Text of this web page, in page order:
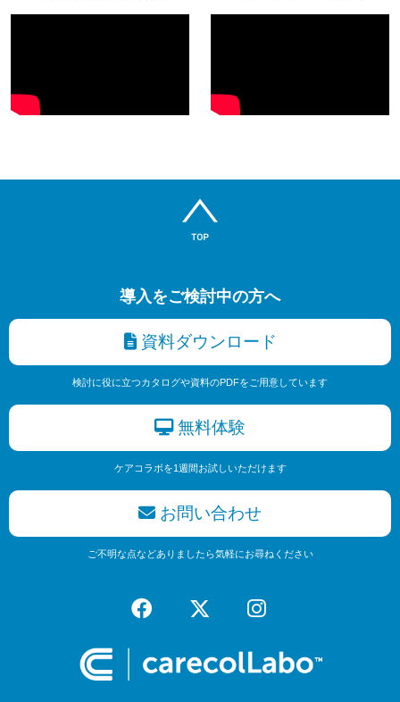
導入をご検討中の方へ
資料ダウンロード
検討に役に立つカタログや資料のPDFをご用意しています
無料体験
ケアコラボを1週間お試しいただけます
お問い合わせ
ご不明な点などありましたら気軽にお尋ねください